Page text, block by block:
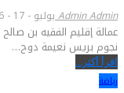
Admin Admin يوليو - 17 - 2026
عمالة إقليم الفقيه بن
نجوم بريس نعيمة دوح…
اقرأ أكثر...
رياضة